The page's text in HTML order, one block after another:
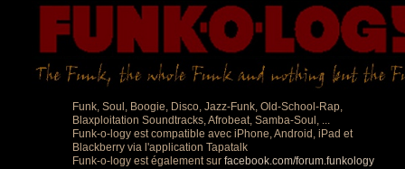
Funk, Soul, Boogie, Disco, Jazz-Funk, Old-School-Rap,
Blaxploitation Soundtracks, Afrobeat, Samba-Soul, ...
Funk-o-logy est compatible avec iPhone, Android, iPad et
Blackberry via l'application Tapatalk
Funk-o-logy est également sur facebook.com/forum.funkology